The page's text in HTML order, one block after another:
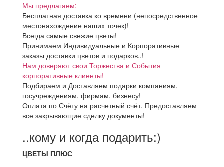
Мы предлагаем:
Бесплатная доставка ко времени (непосредственное
местонахождение наших точек)!
Всегда самые свежие цветы!
Принимаем Индивидуальные и Корпоративные
заказы доставки цветов и подарков..!
Нам доверяют свои Торжества и События
корпоративные клиенты!
Подбираем и Доставляем подарки компаниям,
госучреждениям, фирмам, бизнесу!
Оплата по Счёту на расчетный счёт. Предоставляем
все закрывающие сделку документы!
..кому и когда подарить:)
ЦВЕТЫ ПЛЮС